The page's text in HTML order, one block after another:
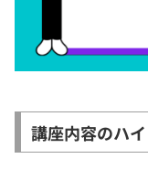
講座内容のハ